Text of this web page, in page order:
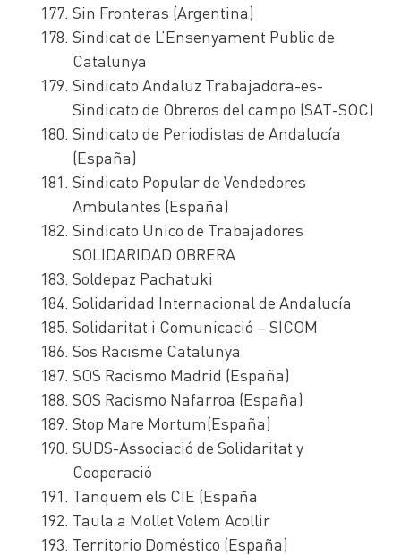
Sin Fronteras (Argentina)
Sindicat de L’Ensenyament Public de
Catalunya
Sindicato Andaluz Trabajadora-es-
Sindicato de Obreros del campo (SAT-SOC)
Sindicato de Periodistas de Andalucía
(España)
Sindicato Popular de Vendedores
Ambulantes (España)
Sindicato Unico de Trabajadores
SOLIDARIDAD OBRERA
Soldepaz Pachatuki
Solidaridad Internacional de Andalucía
Solidaritat i Comunicació – SICOM
Sos Racisme Catalunya
SOS Racismo Madrid (España)
SOS Racismo Nafarroa (España)
Stop Mare Mortum(España)
SUDS-Associació de Solidaritat y
Cooperació
Tanquem els CIE (España
Taula a Mollet Volem Acollir
Territorio Doméstico (España)